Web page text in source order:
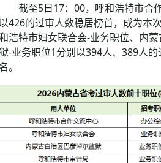
至5日17：00，呼和浩特市合作
426的过审人数稳居榜首，成为本
浩特市妇女联合会-业务职位、内
-业务职位1分别以394人、389人
。